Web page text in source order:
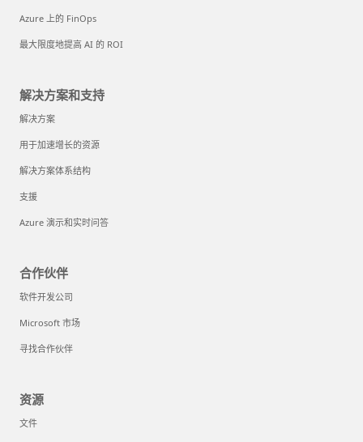
Azure 上的 FinOps
最大限度地提高 AI 的 ROI
解决方案和支持
解决方案
用于加速增长的资源
解决方案体系结构
支援
Azure 演示和实时问答
合作伙伴
软件开发公司
Microsoft 市场
寻找合作伙伴
资源
文件